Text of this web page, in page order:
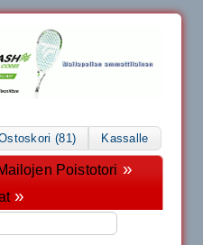
(81) Kassalle
Poistotori »
»